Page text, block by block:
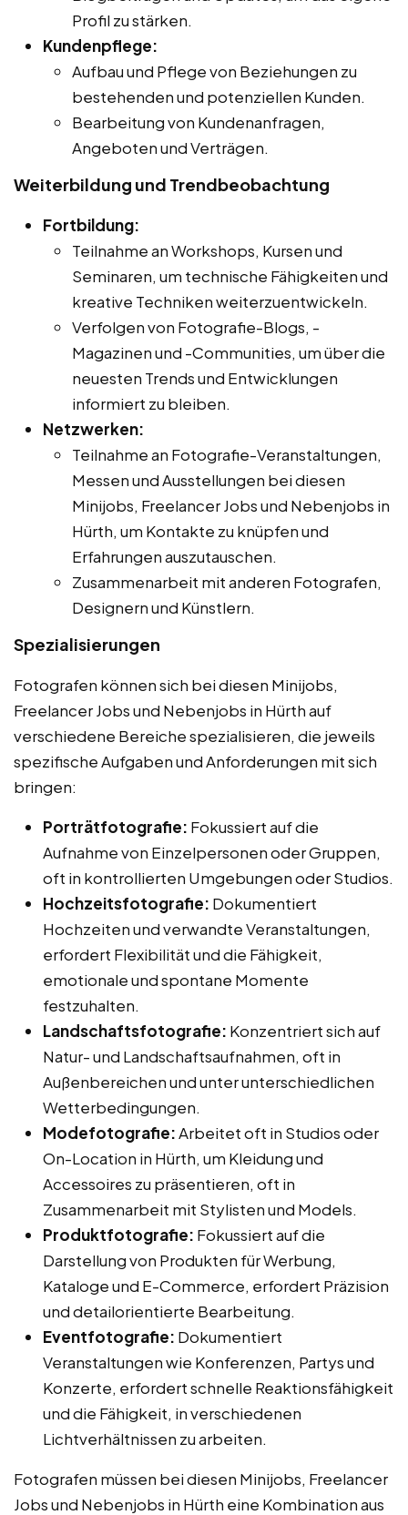
Profil zu stärken.
Kundenpflege:
Aufbau und Pflege von Beziehungen zu
bestehenden und potenziellen Kunden.
Bearbeitung von Kundenanfragen,
Angeboten und Verträgen.
Weiterbildung und Trendbeobachtung
Fortbildung:
Teilnahme an Workshops, Kursen und
Seminaren, um technische Fähigkeiten und
kreative Techniken weiterzuentwickeln.
Verfolgen von Fotografie-Blogs, -
Magazinen und -Communities, um über die
neuesten Trends und Entwicklungen
informiert zu bleiben.
Netzwerken:
Teilnahme an Fotografie-Veranstaltungen,
Messen und Ausstellungen bei diesen
Minijobs, Freelancer Jobs und Nebenjobs in
Hürth, um Kontakte zu knüpfen und
Erfahrungen auszutauschen.
Zusammenarbeit mit anderen Fotografen,
Designern und Künstlern.
Spezialisierungen
Fotografen können sich bei diesen Minijobs,
Freelancer Jobs und Nebenjobs in Hürth auf
verschiedene Bereiche spezialisieren, die jeweils
spezifische Aufgaben und Anforderungen mit sich
bringen:
Porträtfotografie: Fokussiert auf die
Aufnahme von Einzelpersonen oder Gruppen,
oft in kontrollierten Umgebungen oder Studios.
Hochzeitsfotografie: Dokumentiert
Hochzeiten und verwandte Veranstaltungen,
erfordert Flexibilität und die Fähigkeit,
emotionale und spontane Momente
festzuhalten.
Landschaftsfotografie: Konzentriert sich auf
Natur- und Landschaftsaufnahmen, oft in
Außenbereichen und unter unterschiedlichen
Wetterbedingungen.
Modefotografie:Arbeitet oft in Studios oder
On-Location in Hürth, um Kleidung und
Accessoires zu präsentieren, oft in
Zusammenarbeit mit Stylisten und Models.
Produktfotografie: Fokussiert auf die
Darstellung von Produkten für Werbung,
Kataloge und E-Commerce, erfordert Präzision
und detailorientierte Bearbeitung.
Eventfotografie: Dokumentiert
Veranstaltungen wie Konferenzen, Partys und
Konzerte, erfordert schnelle Reaktionsfähigkeit
und die Fähigkeit, in verschiedenen
Lichtverhältnissen zu arbeiten.
Fotografen müssen bei diesen Minijobs, Freelancer
Jobs und Nebenjobs in Hürth eine Kombination aus